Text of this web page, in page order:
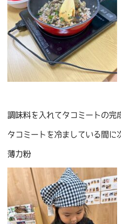
調味料を入れてタコミートの完
タコミートを冷ましている間に
薄力粉